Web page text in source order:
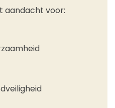
aandacht voor: